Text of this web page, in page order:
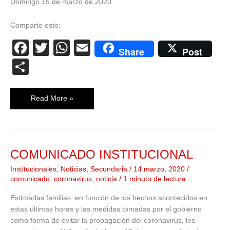
Domingo 15 de marzo de 2020
Comparte esto:
F
e
b
o
o
k
T
er
W
s
A
p
p
E
Share Post
o
m
p
ar
tir
Read More »
COMUNICADO INSTITUCIONAL
Institucionales, Noticias, Secundaria / 14 marzo, 2020 /
comunicado, coronavirus, noticia / 1 minuto de lectura
Estimadas familias: en función de los hechos acontecidos en
estas últimas horas y las medidas tomadas por el gobierno
como forma de evitar la propagación del coronavirus, les
COMUNICADO